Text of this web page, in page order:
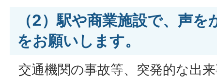
（2）駅や商業施設で、声
をお願いします。
交通機関の事故等、突発的な出